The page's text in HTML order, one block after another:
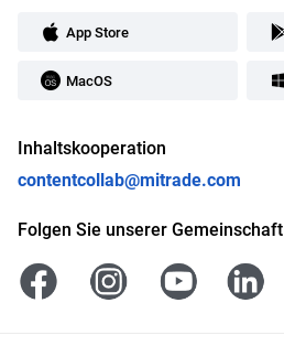
App Store
MacOS
Inhaltskooperation
contentcollab@mitrade.com
Folgen Sie unserer Gemeinschaft